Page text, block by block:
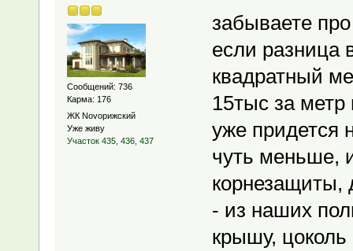
Сообщений: 736
Карма: 176
ЖК Novoрижский
Уже живу
Участок 435, 436, 437
забываете
если разница
квадратный
15тыс за
уже придется
чуть меньше,
корнезащиты,
- из наших
крышу,